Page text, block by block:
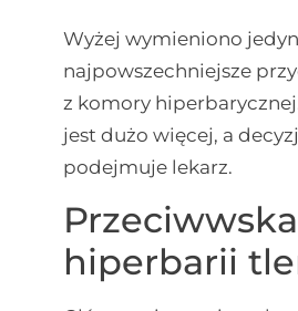
Wyżej wymieniono
najpowszechniejsze
z komory
jest dużo więcej, a
podejmuje lekarz.
hiperbarii